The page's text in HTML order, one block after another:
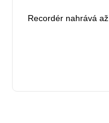
Recordér nahrává